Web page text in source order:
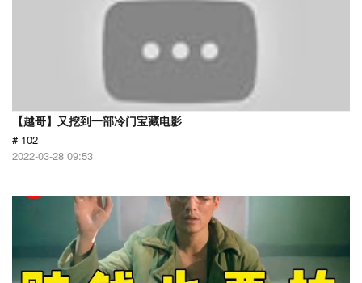
【越哥】又挖到一部冷门宝藏电影
# 102
2022-03-28 09:53